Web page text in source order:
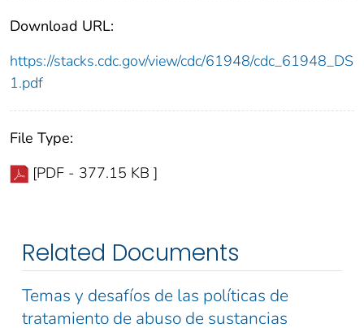
Download URL:
https://stacks.cdc.gov/view/cdc/61948/cdc_61948_DS
1.pdf
File Type:
[PDF - 377.15 KB ]
Related Documents
Temas y desafíos de las políticas de
tratamiento de abuso de sustancias